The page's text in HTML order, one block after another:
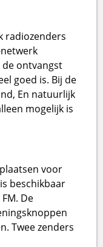
radiozenders
ontvangst
goed is. Bij de
En natuurlijk
mogelijk is
voor
beschikbaar
De
Twee zenders